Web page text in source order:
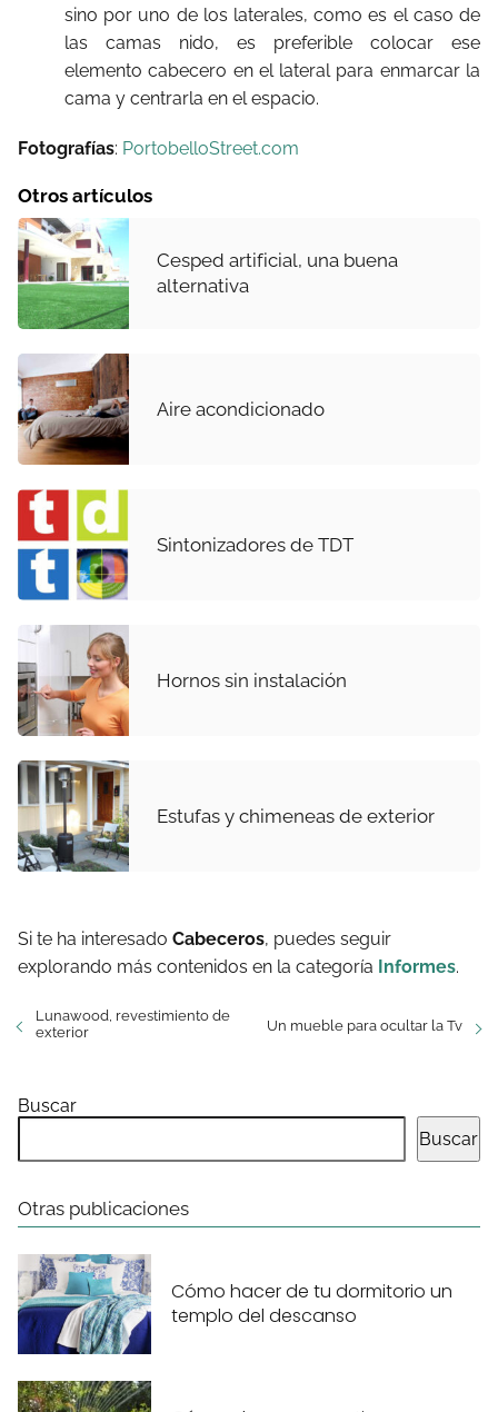
sino por uno de los laterales, como es el caso de
las camas nido, es preferible colocar ese
elemento cabecero en el lateral para enmarcar la
cama y centrarla en el espacio.
Fotografías: PortobelloStreet.com
Otros artículos
Cesped artificial, una buena
alternativa
Aire acondicionado
Sintonizadores de TDT
Hornos sin instalación
Estufas y chimeneas de exterior
Si te ha interesado Cabeceros, puedes seguir
explorando más contenidos en la categoría Informes.
Lunawood, revestimiento de
exterior
Un mueble para ocultar la Tv
Buscar
Buscar
Otras publicaciones
Cómo hacer de tu dormitorio un
templo del descanso